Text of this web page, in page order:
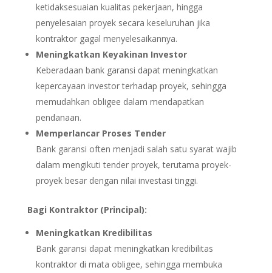
ketidaksesuaian kualitas pekerjaan, hingga
penyelesaian proyek secara keseluruhan jika
kontraktor gagal menyelesaikannya.
Meningkatkan Keyakinan Investor
Keberadaan bank garansi dapat meningkatkan
kepercayaan investor terhadap proyek, sehingga
memudahkan obligee dalam mendapatkan
pendanaan.
Memperlancar Proses Tender
Bank garansi often menjadi salah satu syarat wajib
dalam mengikuti tender proyek, terutama proyek-
proyek besar dengan nilai investasi tinggi.
Bagi Kontraktor (Principal):
Meningkatkan Kredibilitas
Bank garansi dapat meningkatkan kredibilitas
kontraktor di mata obligee, sehingga membuka